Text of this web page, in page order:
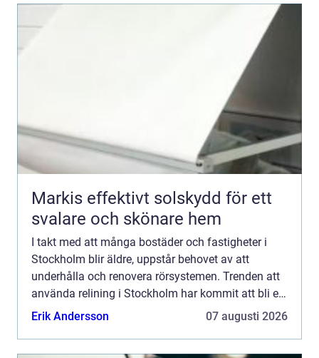
Markis effektivt solskydd för ett
svalare och skönare hem
I takt med att många bostäder och fastigheter i
Stockholm blir äldre, uppstår behovet av att
underhålla och renovera rörsystemen. Trenden att
använda relining i Stockholm har kommit att bli en
populär och sm...
Erik Andersson 07 augusti 2026